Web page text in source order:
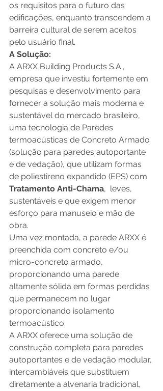
os requisitos para o futuro das
edificações, enquanto transcendem a
barreira cultural de serem aceitos
pelo usuário final.
A Solução:
A ARXX Building Products S.A.,
empresa que investiu fortemente em
pesquisas e desenvolvimento para
fornecer a solução mais moderna e
sustentável do mercado brasileiro,
uma tecnologia de Paredes
termoacústicas de Concreto Armado
(solução para paredes autoportante
e de vedação), que utilizam formas
de poliestireno expandido (EPS) com
Tratamento Anti-Chama,  leves,
sustentáveis e que exigem menor
esforço para manuseio e mão de
obra.
Uma vez montada, a parede ARXX é
preenchida com concreto e/ou
micro-concreto armado,
proporcionando uma parede
altamente sólida em formas perdidas
que permanecem no lugar
proporcionando isolamento
termoacústico.
A ARXX oferece uma solução de
construção completa para paredes
autoportantes e de vedação modular,
intercambiáveis que substituem
diretamente a alvenaria tradicional,